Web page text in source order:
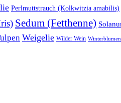
Perlmuttstrauch (Kolkwitzia amabilis)
Sedum (Fetthenne)
Weigelie Wilder Wein Winterblumen